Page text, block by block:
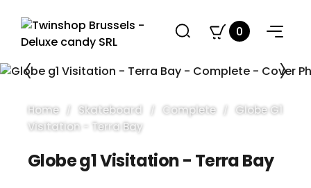
0
Home Skateboard Complete
Globe G1
Visitation - Terra Bay
Globe g1 Visitation - Terra Bay